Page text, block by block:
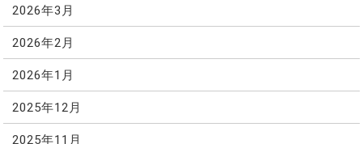
2026年3月
2026年2月
2026年1月
2025年12月
2025年11月